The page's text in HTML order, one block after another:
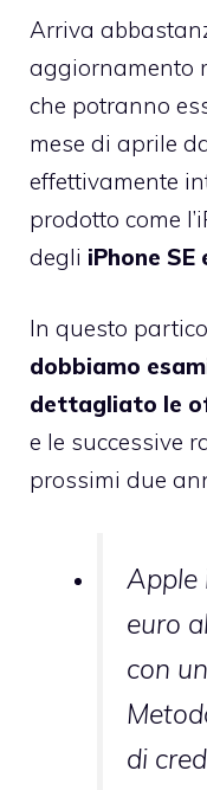
Arriva
aggiornamento
che potranno
mese di aprile
effettivamente
prodotto come
degli iPhone SE
In questo
dobbiamo
dettagliato le
e le successive
prossimi due
Apple
euro
con
di